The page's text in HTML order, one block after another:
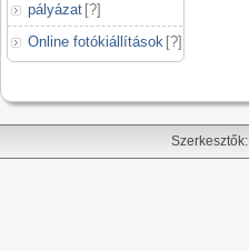
pályázat [?]
Online fotókiállítások [?]
Szerkesztők: